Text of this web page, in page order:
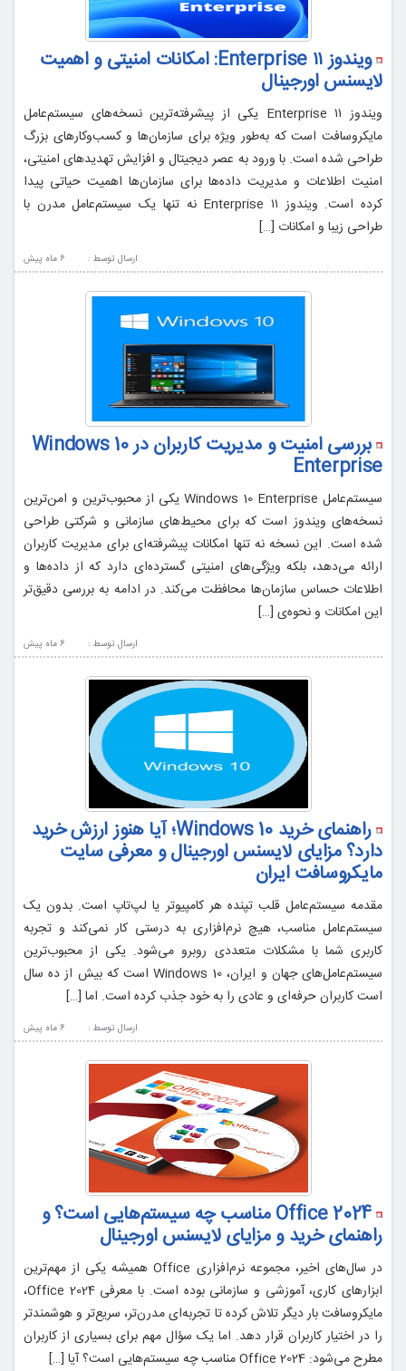
ویندوز ۱۱ Enterprise: امکانات امنیتی و اهمیت
لایسنس اورجینال
ویندوز ۱۱ Enterprise یکی از پیشرفته‌ترین نسخه‌های سیستم‌عامل
مایکروسافت است که به‌طور ویژه برای سازمان‌ها و کسب‌وکارهای بزرگ
طراحی شده است. با ورود به عصر دیجیتال و افزایش تهدیدهای امنیتی،
امنیت اطلاعات و مدیریت داده‌ها برای سازمان‌ها اهمیت حیاتی پیدا
کرده است. ویندوز ۱۱ Enterprise نه تنها یک سیستم‌عامل مدرن با
طراحی زیبا و امکانات […]
6 ماه پيش ارسال توسط :
بررسی امنیت و مدیریت کاربران در Windows 10
Enterprise
سیستم‌عامل Windows 10 Enterprise یکی از محبوب‌ترین و امن‌ترین
نسخه‌های ویندوز است که برای محیط‌های سازمانی و شرکتی طراحی
شده است. این نسخه نه تنها امکانات پیشرفته‌ای برای مدیریت کاربران
ارائه می‌دهد، بلکه ویژگی‌های امنیتی گسترده‌ای دارد که از داده‌ها و
اطلاعات حساس سازمان‌ها محافظت می‌کند. در ادامه به بررسی دقیق‌تر
این امکانات و نحوه‌ی […]
6 ماه پيش ارسال توسط :
راهنمای خرید Windows 10؛ آیا هنوز ارزش خرید
دارد؟ مزایای لایسنس اورجینال و معرفی سایت
مایکروسافت ایران
مقدمه سیستم‌عامل قلب تپنده هر کامپیوتر یا لپ‌تاپ است. بدون یک
سیستم‌عامل مناسب، هیچ نرم‌افزاری به درستی کار نمی‌کند و تجربه
کاربری شما با مشکلات متعددی روبرو می‌شود. یکی از محبوب‌ترین
سیستم‌عامل‌های جهان و ایران، Windows 10 است که بیش از ده سال
است کاربران حرفه‌ای و عادی را به خود جذب کرده است. اما […]
6 ماه پيش ارسال توسط :
Office 2024 مناسب چه سیستم‌هایی است؟ و
راهنمای خرید و مزایای لایسنس اورجینال
در سال‌های اخیر، مجموعه نرم‌افزاری Office همیشه یکی از مهم‌ترین
ابزارهای کاری، آموزشی و سازمانی بوده است. با معرفی Office 2024،
مایکروسافت بار دیگر تلاش کرده تا تجربه‌ای مدرن‌تر، سریع‌تر و هوشمندتر
را در اختیار کاربران قرار دهد. اما یک سؤال مهم برای بسیاری از کاربران
مطرح می‌شود: Office 2024 مناسب چه سیستم‌هایی است؟ آیا […]